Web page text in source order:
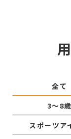
全て
3〜8歳
スポーツア